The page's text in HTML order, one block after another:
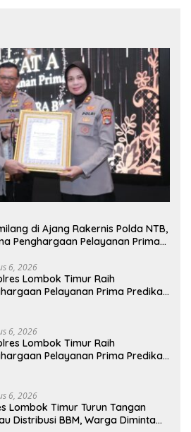
di Ajang Rakernis Polda NTB,
Penghargaan Pelayanan Prima
6, 2026
Lombok Timur Raih
Pelayanan Prima Predikat
6, 2026
Lombok Timur Raih
Pelayanan Prima Predikat
6, 2026
Lombok Timur Turun Tangan
Distribusi BBM, Warga Diminta